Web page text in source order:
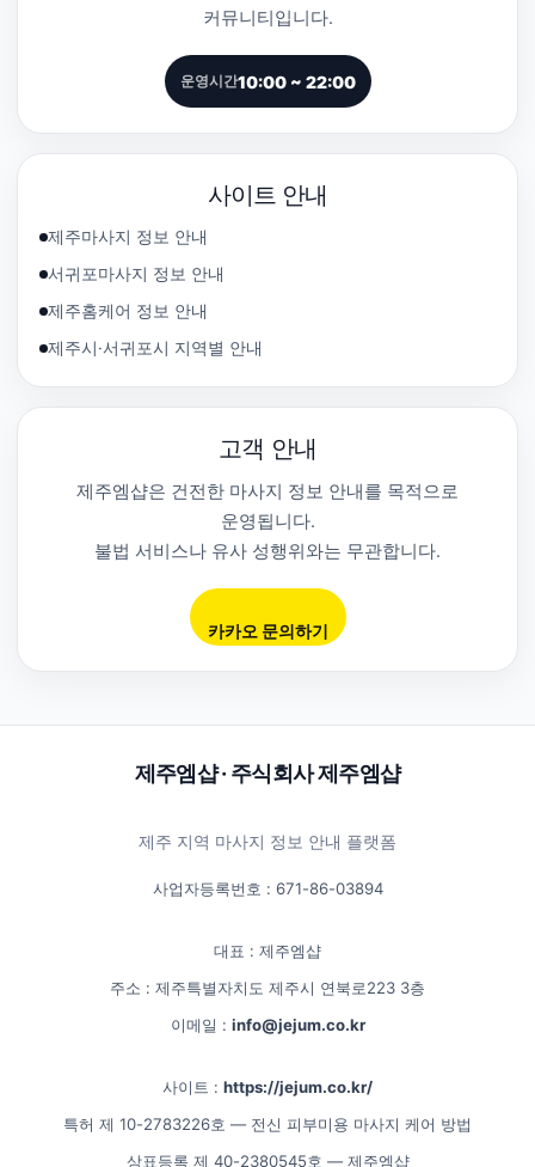
커뮤니티입니다.
운영시간10:00 ~ 22:00
사이트 안내
제주마사지 정보 안내
서귀포마사지 정보 안내
제주홈케어 정보 안내
제주시·서귀포시 지역별 안내
고객 안내
제주엠샵은 건전한 마사지 정보 안내를 목적으로
운영됩니다.
불법 서비스나 유사 성행위와는 무관합니다.
카카오 문의하기
제주엠샵 · 주식회사 제주엠샵
제주 지역 마사지 정보 안내 플랫폼
사업자등록번호 : 671-86-03894
대표 : 제주엠샵
주소 : 제주특별자치도 제주시 연북로223 3층
이메일 : info@jejum.co.kr
사이트 : https://jejum.co.kr/
특허 제 10-2783226호 — 전신 피부미용 마사지 케어 방법
상표등록 제 40-2380545호 — 제주엠샵